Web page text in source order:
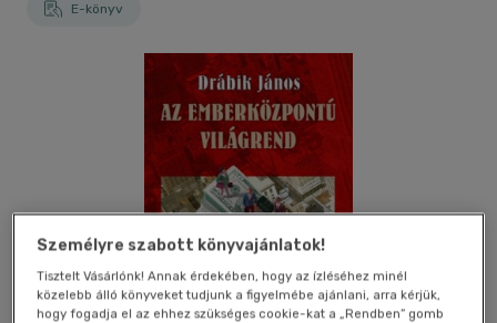
E-könyv
Személyre szabott könyvajánlatok!
Tisztelt Vásárlónk! Annak érdekében, hogy az ízléséhez minél
közelebb álló könyveket tudjunk a figyelmébe ajánlani, arra kérjük,
hogy fogadja el az ehhez szükséges cookie-kat a „Rendben” gomb